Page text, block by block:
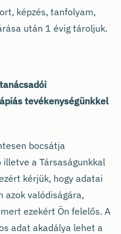
képzés, tanfolyam,
után 1 évig tároljuk.
tevékenységünkkel
bocsátja
a Társaságunkkal
kérjük, hogy adatai
azok valódiságára,
ezekért Ön felelős. A
adat akadálya lehet a